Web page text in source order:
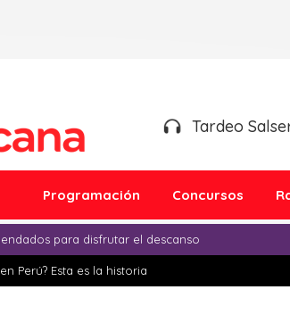
Tardeo
Programación Concursos
para disfrutar el descanso
Perú? Esta es la historia